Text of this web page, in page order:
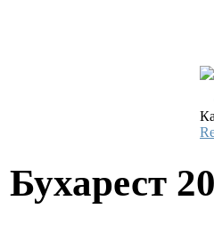
Бухарест